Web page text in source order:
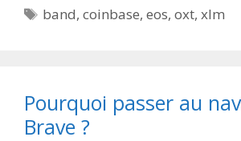
Étiquettes
band,coinbase,eos,oxt,xlm
Pourquoi passer au
Brave ?